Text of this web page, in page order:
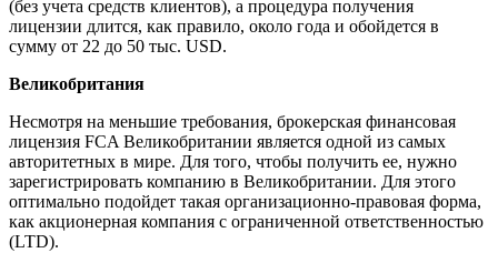
(без учета средств клиентов), а процедура получения
лицензии длится, как правило, около года и обойдется в
сумму от 22 до 50 тыс. USD.
Великобритания
Несмотря на меньшие требования, брокерская финансовая
лицензия FCA Великобритании является одной из самых
авторитетных в мире. Для того, чтобы получить ее, нужно
зарегистрировать компанию в Великобритании. Для этого
оптимально подойдет такая организационно-правовая форма,
как акционерная компания с ограниченной ответственностью
(LTD).